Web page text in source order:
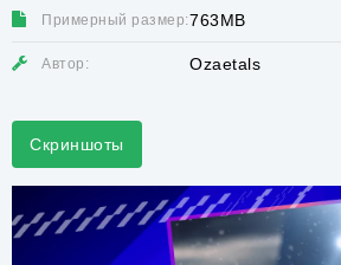
Примерный размер:763MB
Автор: Ozaetals
Скриншоты